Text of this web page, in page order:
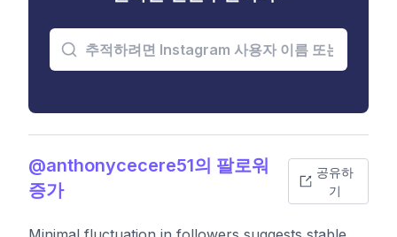
@anthonycecere51의 팔로워
증가
공유하
기